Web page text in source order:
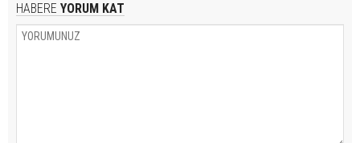
HABERE YORUM KAT